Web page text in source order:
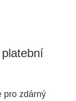
pro zdárný